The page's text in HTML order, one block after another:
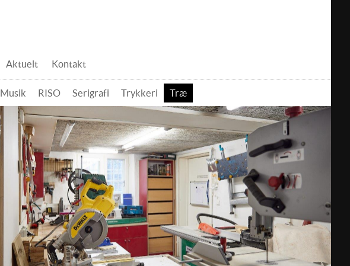
Aktuelt Kontakt
Musik RISO Serigrafi Trykkeri Træ